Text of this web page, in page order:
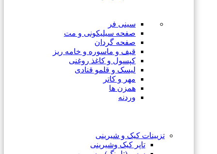
سینی فر
صفحه سیلیکونی و مت
صفحه گردان
قیف و ماسوره و خامه ریز
کپسول و کاغذ روغنی
لیسک و قلمو قنادی
مهر و کاتر
همزن ها
وردنه
تزیینات کیک و شیرینی
تاپر کیک وشیرینی